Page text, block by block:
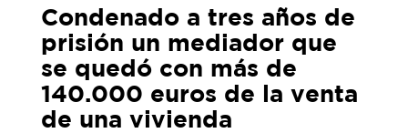
Condenado a tres años de
prisión un mediador que
se quedó con más de
140.000 euros de la venta
de una vivienda